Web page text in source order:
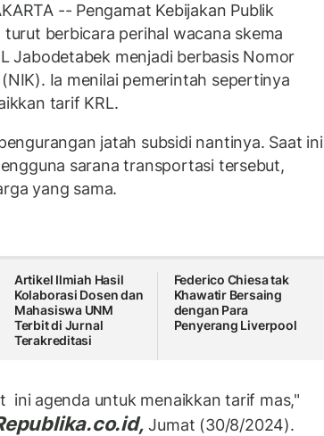
-- Pengamat Kebijakan Publik
turut berbicara perihal wacana skema
Jabodetabek menjadi berbasis Nomor
Ia menilai pemerintah sepertinya
tarif KRL.
jatah subsidi nantinya. Saat ini
sarana transportasi tersebut,
yang sama.
Artikel Ilmiah Hasil
Kolaborasi Dosen dan
Mahasiswa UNM
Terbit di Jurnal
Terakreditasi
Federico Chiesa tak
Khawatir Bersaing
dengan Para
Penyerang Liverpool
ini agenda untuk menaikkan tarif mas,"
Jumat (30/8/2024).